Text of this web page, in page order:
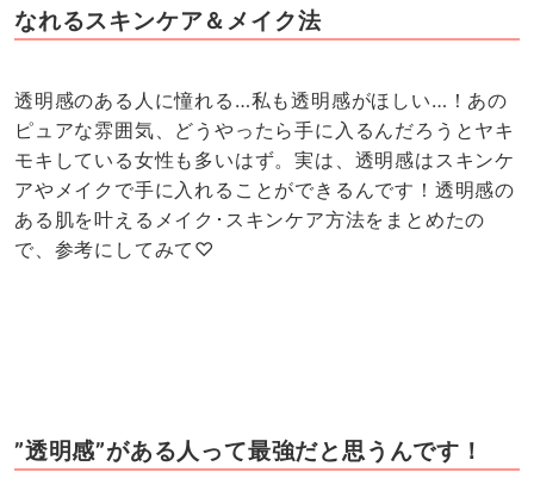
なれるスキンケア＆メイク法
透明感のある人に憧れる…私も透明感がほしい…！あの
ピュアな雰囲気、どうやったら手に入るんだろうとヤキ
モキしている女性も多いはず。実は、透明感はスキンケ
アやメイクで手に入れることができるんです！透明感の
ある肌を叶えるメイク･スキンケア方法をまとめたの
で、参考にしてみて♡
”透明感”がある人って最強だと思うんです！